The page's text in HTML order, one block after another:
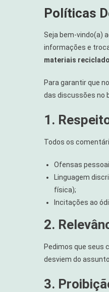
Políticas
Seja bem-vindo(a)
informações e
materiais
Para garantir que
das discussões no
1.
Todos os
Ofensas
Linguagem
física);
Incitações ao
2.
Pedimos que seus
desviem do
3.